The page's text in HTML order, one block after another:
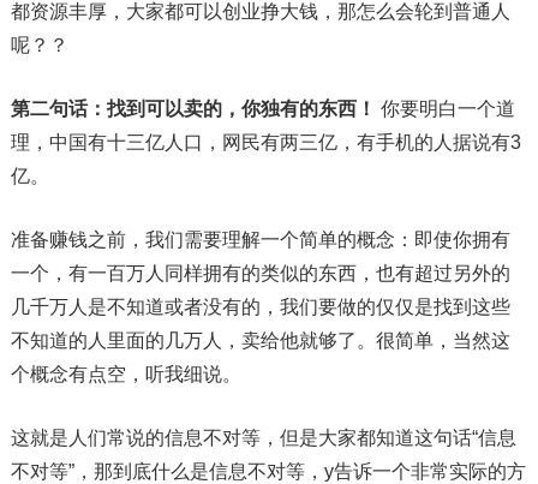
都资源丰厚，大家都可以创业挣大钱，那怎么会轮到普通人
呢？？
第二句话：找到可以卖的，你独有的东西！ 你要明白一个道
理，中国有十三亿人口，网民有两三亿，有手机的人据说有3
亿。
准备赚钱之前，我们需要理解一个简单的概念：即使你拥有
一个，有一百万人同样拥有的类似的东西，也有超过另外的
几千万人是不知道或者没有的，我们要做的仅仅是找到这些
不知道的人里面的几万人，卖给他就够了。很简单，当然这
个概念有点空，听我细说。
这就是人们常说的信息不对等，但是大家都知道这句话“信息
不对等”，那到底什么是信息不对等，y告诉一个非常实际的方